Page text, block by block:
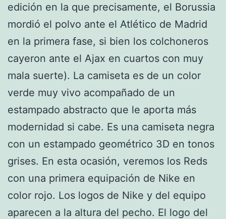
edición en la que precisamente, el Borussia
mordió el polvo ante el Atlético de Madrid
en la primera fase, si bien los colchoneros
cayeron ante el Ajax en cuartos con muy
mala suerte). La camiseta es de un color
verde muy vivo acompañado de un
estampado abstracto que le aporta más
modernidad si cabe. Es una camiseta negra
con un estampado geométrico 3D en tonos
grises. En esta ocasión, veremos los Reds
con una primera equipación de Nike en
color rojo. Los logos de Nike y del equipo
aparecen a la altura del pecho. El logo del